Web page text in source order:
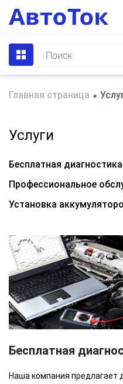
Главная страница •
Услуги
Бесплатная диагностика
Профессиональное
Установка
Бесплатная
Наша компания предлагает